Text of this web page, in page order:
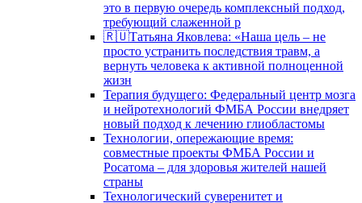
это в первую очередь комплексный подход,
требующий слаженной р
🇷🇺Татьяна Яковлева: «Наша цель – не
просто устранить последствия травм, а
вернуть человека к активной полноценной
жизн
Терапия будущего: Федеральный центр мозга
и нейротехнологий ФМБА России внедряет
новый подход к лечению глиобластомы
Технологии, опережающие время:
совместные проекты ФМБА России и
Росатома – для здоровья жителей нашей
страны
Технологический суверенитет и